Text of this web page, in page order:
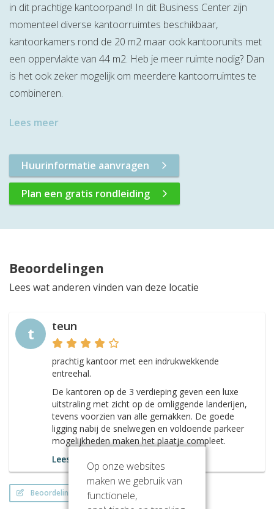
in dit prachtige kantoorpand! In dit Business Center zijn
momenteel diverse kantoorruimtes beschikbaar,
kantoorkamers rond de 20 m2 maar ook kantoorunits met
een oppervlakte van 44 m2. Heb je meer ruimte nodig? Dan
is het ook zeker mogelijk om meerdere kantoorruimtes te
combineren.
Lees meer
Huurinformatie aanvragen
Plan een gratis rondleiding
Beoordelingen
Lees wat anderen vinden van deze locatie
t teun
prachtig kantoor met een indrukwekkende
entreehal.
De kantoren op de 3 verdieping geven een luxe
uitstraling met zicht op de omliggende landerijen,
tevens voorzien van alle gemakken. De goede
ligging nabij de snelwegen en voldoende parkeer
mogelijkheden maken het plaatje compleet.
Lees meer
Beoordeling schrijven
Op onze websites
maken we gebruik van
functionele,